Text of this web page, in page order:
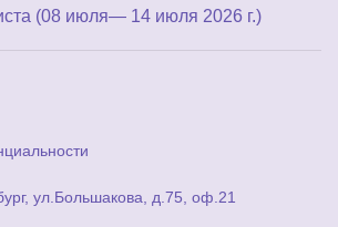
(08 июля— 14 июля 2026 г.)
ул.Большакова, д.75, оф.21